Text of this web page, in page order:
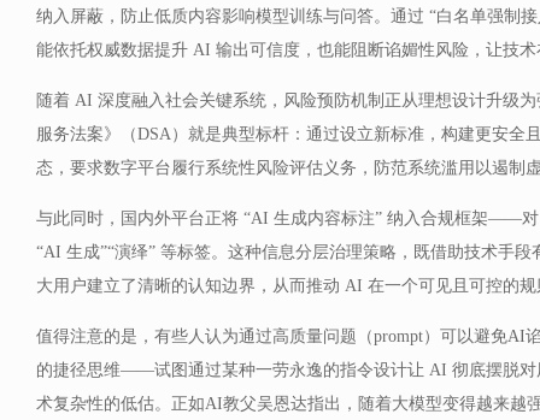
纳入屏蔽，防止低质内容影响模型训练与问答。通过 “白名单强制
能依托权威数据提升 AI 输出可信度，也能阻断谄媚性风险，让技
随着 AI 深度融入社会关键系统，风险预防机制正从理想设计升级
服务法案》（DSA）就是典型标杆：通过设立新标准，构建更安全
态，要求数字平台履行系统性风险评估义务，防范系统滥用以遏制
与此同时，国内外平台正将 “AI 生成内容标注” 纳入合规框架——
“AI 生成”“演绎” 等标签。这种信息分层治理策略，既借助技术手
大用户建立了清晰的认知边界，从而推动 AI 在一个可见且可控的
值得注意的是，有些人认为通过高质量问题（prompt）可以避免AI
的捷径思维——试图通过某种一劳永逸的指令设计让 AI 彻底摆脱对
术复杂性的低估。正如AI教父吴恩达指出，随着大模型变得越来越